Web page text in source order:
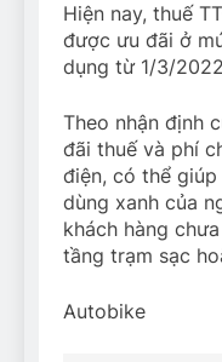
Hiện nay, thuế
được ưu đãi ở
dụng từ 1/3/
Theo nhận định
đãi thuế và phí
điện, có thể
dùng xanh của
khách hàng
tầng trạm sạc
Autobike